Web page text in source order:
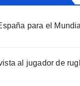
para el
al jugador de